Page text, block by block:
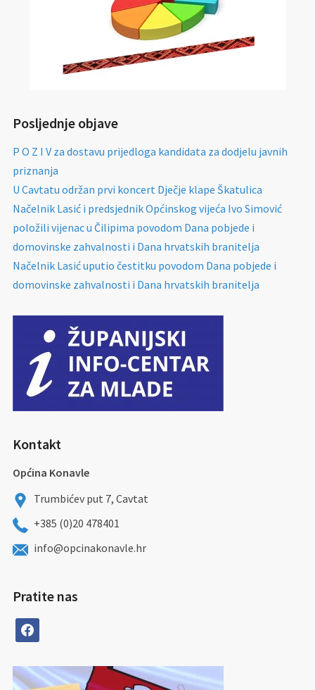
Posljednje objave
P O Z I V za dostavu prijedloga kandidata za dodjelu javnih
priznanja
U Cavtatu održan prvi koncert Dječje klape Škatulica
Načelnik Lasić i predsjednik Općinskog vijeća Ivo Simović
položili vijenac u Čilipima povodom Dana pobjede i
domovinske zahvalnosti i Dana hrvatskih branitelja
Načelnik Lasić uputio čestitku povodom Dana pobjede i
domovinske zahvalnosti i Dana hrvatskih branitelja
Kontakt
Općina Konavle
Trumbićev put 7, Cavtat
+385 (0)20 478401
info@opcinakonavle.hr
Pratite nas
facebook